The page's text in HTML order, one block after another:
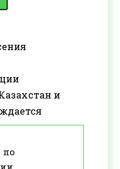
и
по